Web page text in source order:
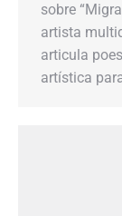
sobre
artista
articula
artística